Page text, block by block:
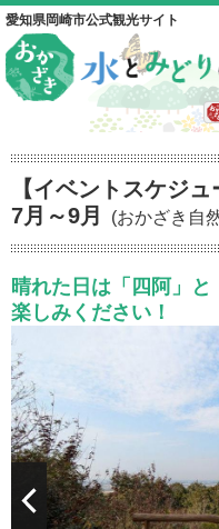
愛知県岡崎市公式観光サイト
【イベントスケジ
7月～9月
(おかざき自
晴れた日は「四阿」
楽しみください！